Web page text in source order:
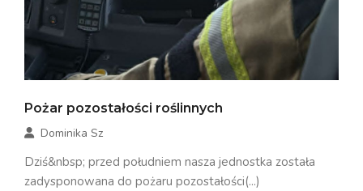
Pożar pozostałości roślinnych
Dominika Sz
Dziś&nbsp; przed południem nasza jednostka została
zadysponowana do pożaru pozostałości(...)